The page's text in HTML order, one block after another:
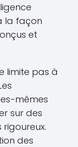
la façon
et
limite pas à
mêmes
sur des
des